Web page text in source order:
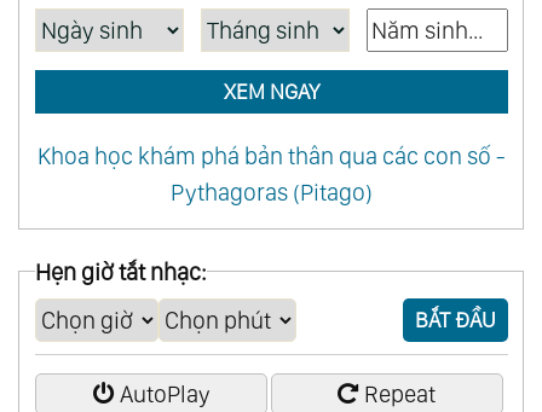
XEM NGAY
Khoa học khám phá bản thân qua các con số -
Pythagoras (Pitago)
Hẹn giờ tắt nhạc:
BẮT ĐẦU
AutoPlay
Repeat